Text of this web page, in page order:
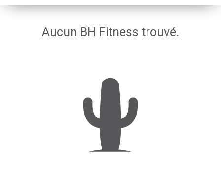
Aucun BH Fitness trouvé.